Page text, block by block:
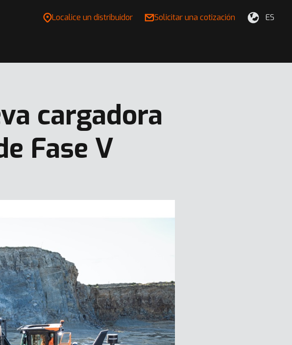
Localice un distribuidor Solicitar una cotización ES
cargadora
Fase V